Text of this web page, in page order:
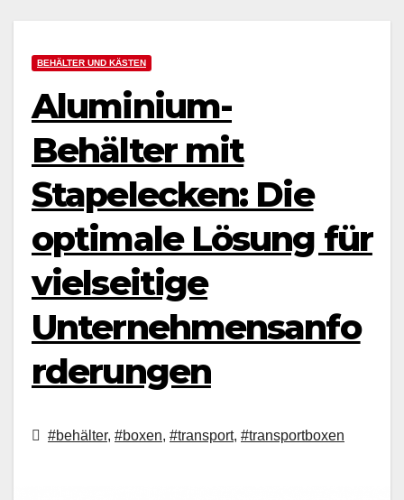
BEHÄLTER UND KÄSTEN
Aluminium-
Behälter mit
Stapelecken: Die
optimale Lösung für
vielseitige
Unternehmensanfo
rderungen
#behälter, #boxen, #transport, #transportboxen